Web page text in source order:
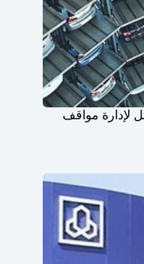
لإدارة مواقف